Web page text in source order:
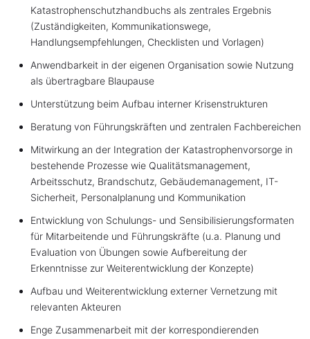
Katastrophenschutzhandbuchs als zentrales Ergebnis
(Zuständigkeiten, Kommunikationswege,
Handlungsempfehlungen, Checklisten und Vorlagen)
Anwendbarkeit in der eigenen Organisation sowie Nutzung
als übertragbare Blaupause
Unterstützung beim Aufbau interner Krisenstrukturen
Beratung von Führungskräften und zentralen Fachbereichen
Mitwirkung an der Integration der Katastrophenvorsorge in
bestehende Prozesse wie Qualitätsmanagement,
Arbeitsschutz, Brandschutz, Gebäudemanagement, IT-
Sicherheit, Personalplanung und Kommunikation
Entwicklung von Schulungs- und Sensibilisierungsformaten
für Mitarbeitende und Führungskräfte (u.a. Planung und
Evaluation von Übungen sowie Aufbereitung der
Erkenntnisse zur Weiterentwicklung der Konzepte)
Aufbau und Weiterentwicklung externer Vernetzung mit
relevanten Akteuren
Enge Zusammenarbeit mit der korrespondierenden